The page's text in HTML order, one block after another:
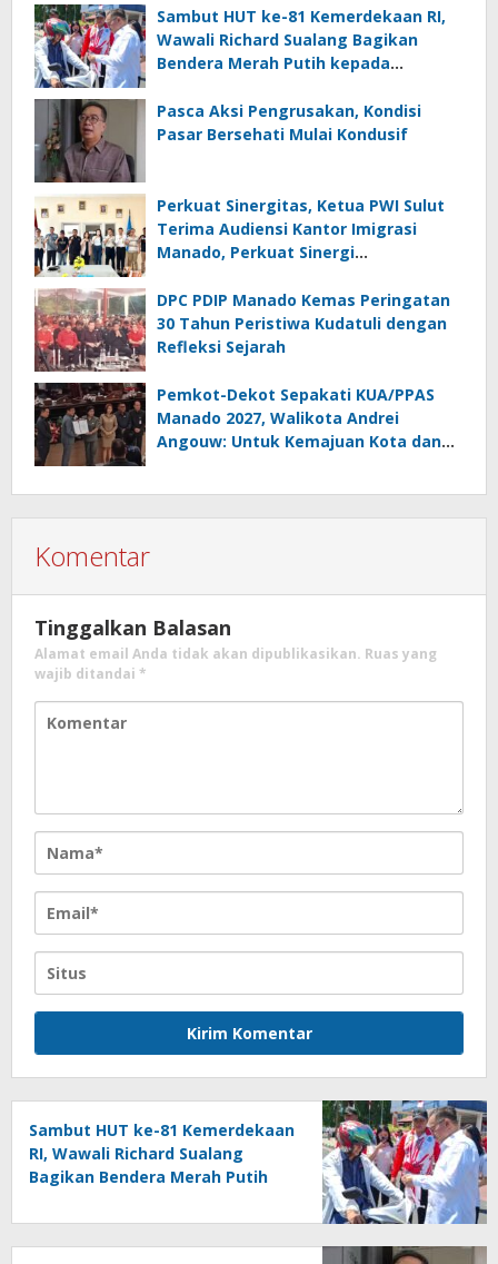
Sambut HUT ke-81 Kemerdekaan RI,
Wawali Richard Sualang Bagikan
Bendera Merah Putih kepada
Pasca Aksi Pengrusakan, Kondisi
Pasar Bersehati Mulai Kondusif
Perkuat Sinergitas, Ketua PWI Sulut
Terima Audiensi Kantor Imigrasi
Manado, Perkuat Sinergi
Keimigrasian
DPC PDIP Manado Kemas Peringatan
30 Tahun Peristiwa Kudatuli dengan
Refleksi Sejarah
Pemkot-Dekot Sepakati KUA/PPAS
Manado 2027, Walikota Andrei
Angouw: Untuk Kemajuan Kota dan
Komentar
Tinggalkan Balasan
Alamat email Anda tidak akan dipublikasikan. Ruas yang
wajib ditandai *
Sambut HUT ke-81 Kemerdekaan
RI, Wawali Richard Sualang
Bagikan Bendera Merah Putih